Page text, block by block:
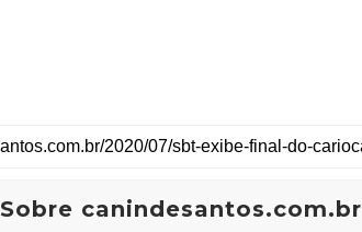
Sobre canindesantos.com.br